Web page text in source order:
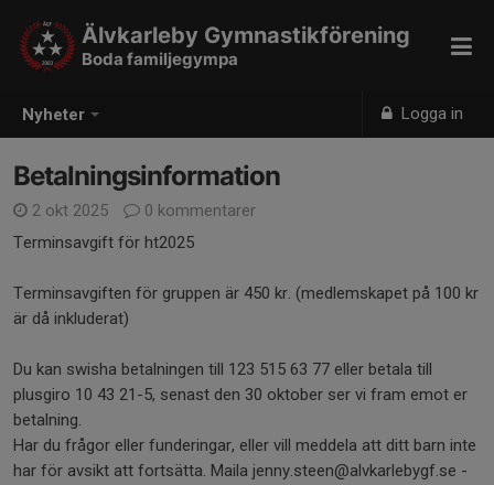
Nyheter Logga in
Älvkarleby Gymnastikförening
Boda familjegympa
Betalningsinformation
2 okt 2025
0 kommentarer
Terminsavgift för ht2025
Terminsavgiften för gruppen är 450 kr. (medlemskapet på 100 kr
är då inkluderat)
Du kan swisha betalningen till 123 515 63 77 eller betala till
plusgiro 10 43 21-5, senast den 30 oktober ser vi fram emot er
betalning.
Har du frågor eller funderingar, eller vill meddela att ditt barn inte
har för avsikt att fortsätta. Maila jenny.steen@alvkarlebygf.se -